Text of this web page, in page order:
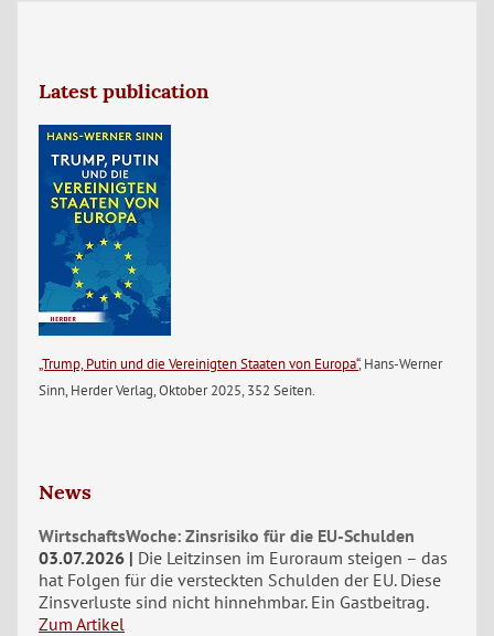
Latest publication
„Trump, Putin und die Vereinigten Staaten von Europa“, Hans-Werner
Sinn, Herder Verlag, Oktober 2025, 352 Seiten.
News
WirtschaftsWoche: Zinsrisiko für die EU-Schulden
03.07.2026
Die Leitzinsen im Euroraum steigen – das
hat Folgen für die versteckten Schulden der EU. Diese
Zinsverluste sind nicht hinnehmbar. Ein Gastbeitrag.
Zum Artikel